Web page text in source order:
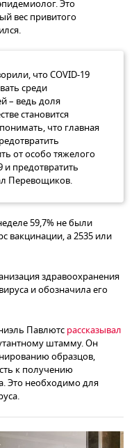
Это
вес привитого
что COVID-19
среди
– ведь доля
становится
что главная
от особо тяжелого
и предотвратить
Перевощиков.
59,7% не были
вакцинации, а 2535 или
здравоохранения
и обозначила его
Павлютс рассказывал
штамму. Он
образцов,
к получению
Это необходимо для